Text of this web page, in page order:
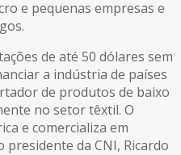
e pequenas empresas e
de até 50 dólares sem
a indústria de países
de produtos de baixo
no setor têxtil. O
e comercializa em
da CNI, Ricardo